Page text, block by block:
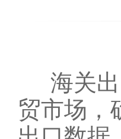
海关
贸市场，